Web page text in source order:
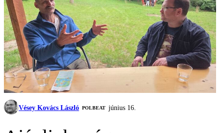
Vésey Kovács László ‎POLBEAT június 16.